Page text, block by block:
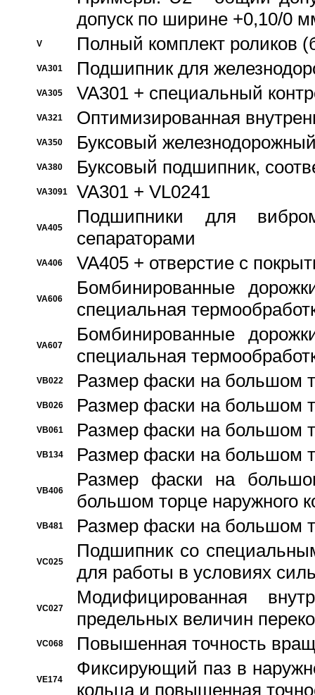
допуск по ширине +0,10/0
V Полный комплект роликов
VA301 Подшипник для
VA305 VA301 + специальный
VA321 Оптимизированная
VA350 Буксовый
VA380 Буксовый подшипник,
VA3091 VA301 + VL0241
VA405
Подшипники для
сепараторами
VA406 VA405 + отверстие с
VA606
Бомбинированные
специальная
VA607
Бомбинированные
специальная
VB022 Размер фаски на большом
VB026 Размер фаски на большом
VB061 Размер фаски на большом
VB134 Размер фаски на большом
VB406
Размер фаски на
большом торце наружного
VB481 Размер фаски на большом
VC025
Подшипник со
для работы в условиях
VC027
Модифицированная
предельных величин
VC068 Повышенная точность
VE174
Фиксирующий паз в
кольца и повышенная